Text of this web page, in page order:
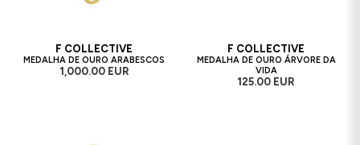
F COLLECTIVE
MEDALHA DE OURO ARABESCOS
1,000.00 EUR
F COLLECTIVE
MEDALHA DE OURO ÁRVORE DA
VIDA
125.00 EUR